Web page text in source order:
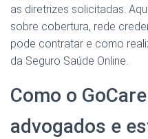
as diretrizes solicitadas.
sobre cobertura, rede
pode contratar e como
da Seguro Saúde Online.
Como o
advogados e